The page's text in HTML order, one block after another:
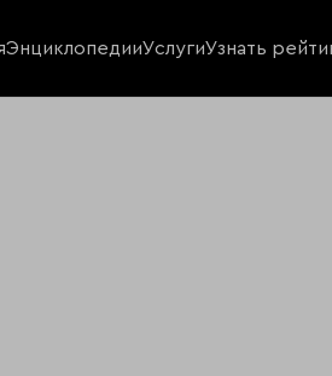
ЭнциклопедииУслугиУзнать